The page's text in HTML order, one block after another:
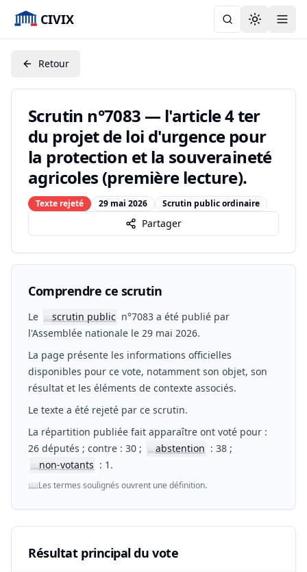
CIVIX Toggle
Retour
Scrutin n°7083 — l'article 4 ter
du projet de loi d'urgence pour
la protection et la souveraineté
agricoles (première lecture).
Texte rejeté 29 mai 2026 Scrutin public ordinaire
Partager
Comprendre ce scrutin
Le 📖scrutin public n°7083 a été publié par
l'Assemblée nationale le 29 mai 2026.
La page présente les informations officielles
disponibles pour ce vote, notamment son objet, son
résultat et les éléments de contexte associés.
Le texte a été rejeté par ce scrutin.
La répartition publiée fait apparaître ont voté pour :
26 députés ; contre : 30 ;
📖abstention : 38 ;
📖non-votants : 1.
📖Les termes soulignés ouvrent une définition.
Résultat principal du vote